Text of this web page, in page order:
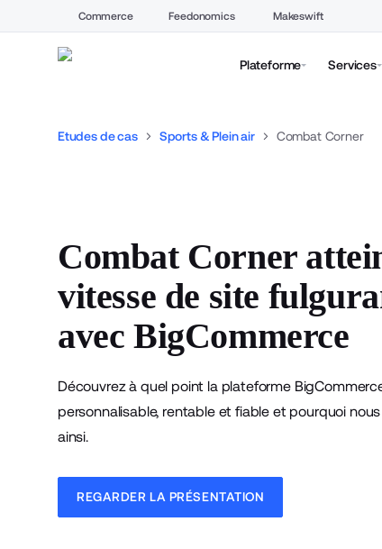
Commerce Feedonomics Makeswift
Plateforme Services
Etudes de cas Sports & Plein air Combat Corner
Combat Corner
vitesse de site
avec BigCommerce
Découvrez à quel point la plateforme
personnalisable, rentable et fiable et pourquoi
ainsi.
REGARDER LA PRÉSENTATION